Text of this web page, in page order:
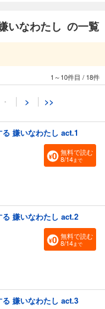
いなわたし の一覧
1～10件目 / 18件
・ > >>
る 嫌いなわたし act.1
無料で読む
8/14まで
る 嫌いなわたし act.2
無料で読む
8/14まで
る 嫌いなわたし act.3